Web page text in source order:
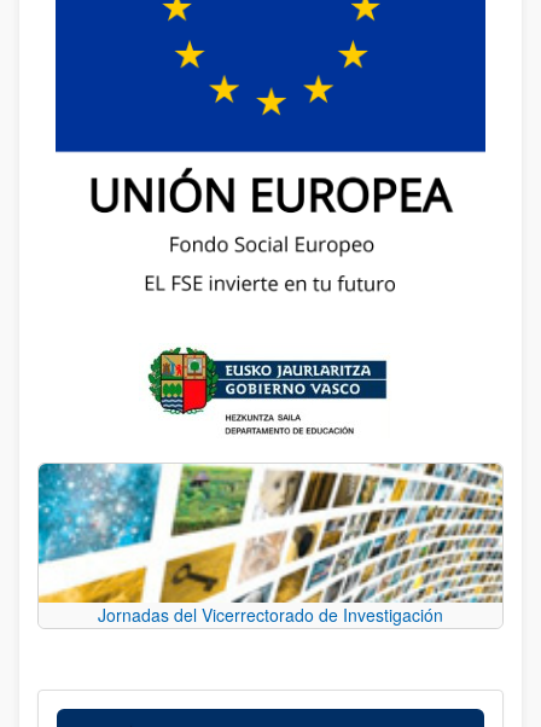
Jornadas del Vicerrectorado de Investigación